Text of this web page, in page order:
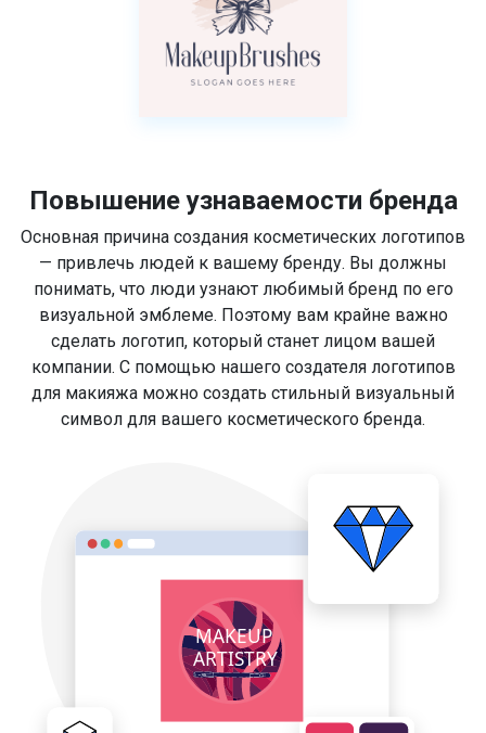
Повышение узнаваемости бренда
Основная причина создания косметических логотипов
— привлечь людей к вашему бренду. Вы должны
понимать, что люди узнают любимый бренд по его
визуальной эмблеме. Поэтому вам крайне важно
сделать логотип, который станет лицом вашей
компании. С помощью нашего создателя логотипов
для макияжа можно создать стильный визуальный
символ для вашего косметического бренда.